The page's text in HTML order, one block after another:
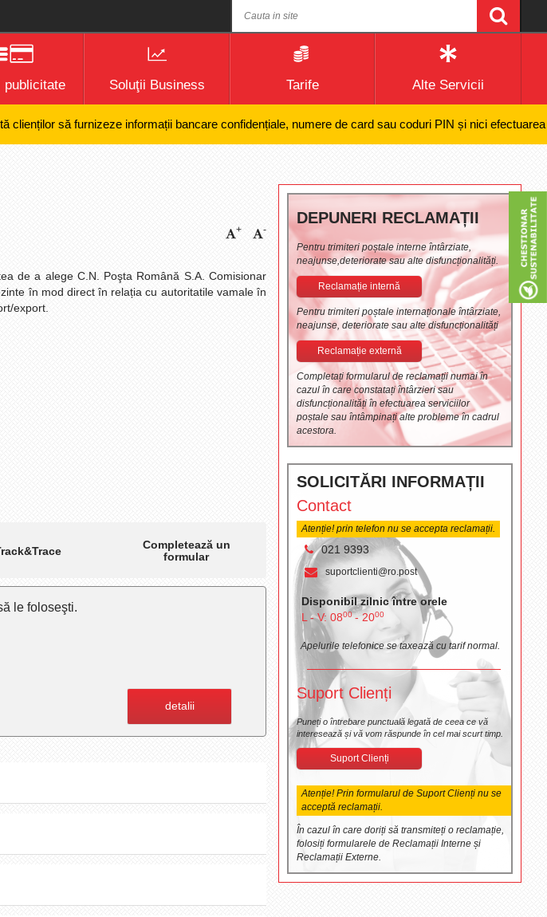
publicitate Soluţii Business Tarife Alte Servicii
să furnizeze informații bancare confidențiale, numere de card sau coduri PIN și nici efectuarea de
+ -
de a alege C.N. Poşta Română S.A. Comisionar
în mod direct în relația cu autoritatile vamale în
export.
Completează un
formular
le foloseşti.
detalii
DEPUNERI RECLAMAȚII
Pentru trimiteri poștale interne întârziate,
neajunse,deteriorate sau alte disfuncționalități.
Reclamație internă
Pentru trimiteri poștale internaționale întârziate,
neajunse, deteriorate sau alte disfuncționalități
Reclamație externă
Completați formularul de reclamații numai în
cazul în care constatați întârzieri sau
disfuncționalități în efectuarea serviciilor
poștale sau întâmpinați alte probleme în cadrul
acestora.
SOLICITĂRI INFORMAȚII
Contact
Atenție! prin telefon nu se accepta reclamații.
021 9393
suportclienti@ro.post
Disponibil zilnic între orele
L - V: 0800- 2000
Apelurile telefonice se taxează cu tarif normal.
Suport Clienți
Puneți o întrebare punctuală legată de ceea ce vă
interesează și vă vom răspunde în cel mai scurt timp.
Suport Clienți
Atenție! Prin formularul de Suport Clienți nu se
acceptă reclamații.
În cazul în care doriți să transmiteți o reclamație,
folosiți formularele de Reclamații Interne și
Reclamații Externe.